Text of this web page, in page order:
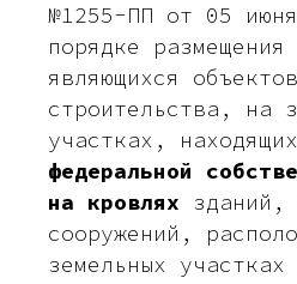
№1255-ПП от 05
порядке
являющихся
строительства, на
участках,
федеральной
на кровлях зданий,
сооружений,
земельных